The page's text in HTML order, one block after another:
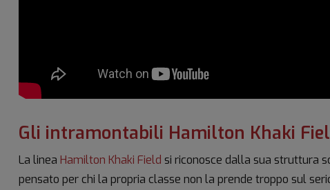
Gli intramontabili Hamilton Khaki
La linea Hamilton Khaki Field si riconosce dalla sua struttura
pensato per chi la propria classe non la prende troppo sul